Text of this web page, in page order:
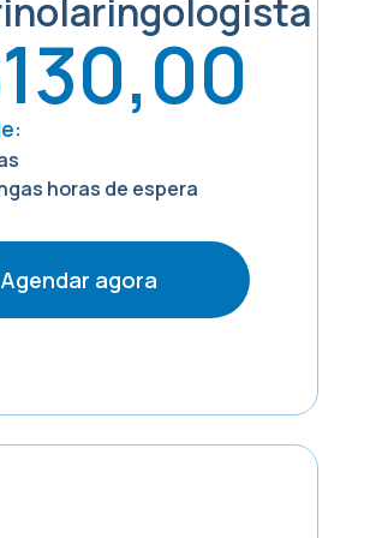
horas de espera
Agendar agora